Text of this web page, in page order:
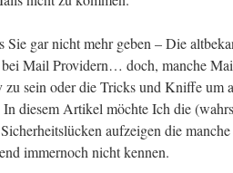
Sie gar nicht mehr geben – Die
Mail Providern… doch, manche
zu sein oder die Tricks und Kniffe um
diesem Artikel möchte Ich die
aufzeigen die
immernoch nicht kennen.